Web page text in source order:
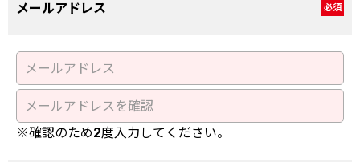
メールアドレス 必須
※確認のため2度入力してください。